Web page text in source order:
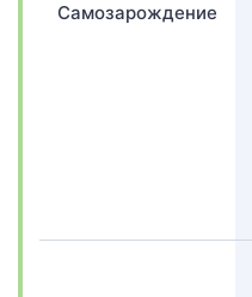
Самозарождение